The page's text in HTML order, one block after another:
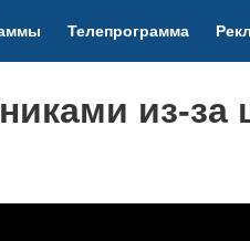
Телепрограмма
из-за